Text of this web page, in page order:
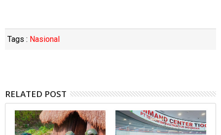
Tags : Nasional
RELATED POST